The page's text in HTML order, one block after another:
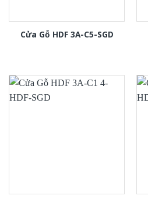
Cửa Gỗ HDF 3A-C5-SGD